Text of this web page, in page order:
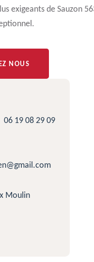
exigeants de Sauzon
NOUS
06 19 08 29 09
Moulin